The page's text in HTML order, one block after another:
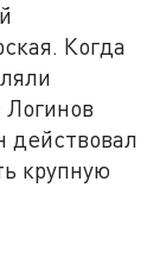
Когда
действовал
крупную